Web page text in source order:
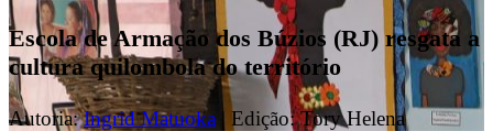
Escola de Armação dos Búzios (RJ) resgata a
cultura quilombola do território
Autoria:Ingrid Matuoka | Edição: Tory Helena